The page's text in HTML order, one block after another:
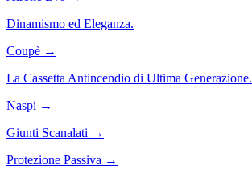
Dinamismo ed Eleganza.
Coupè →
La Cassetta Antincendio di Ultima Generazione.
Naspi →
Giunti Scanalati →
Protezione Passiva →